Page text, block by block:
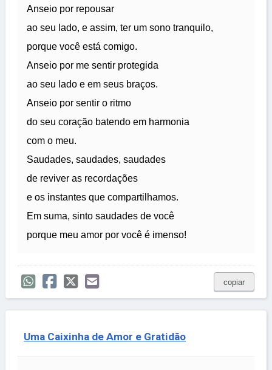
Anseio por repousar
ao seu lado, e assim, ter um sono tranquilo,
porque você está comigo.
Anseio por me sentir protegida
ao seu lado e em seus braços.
Anseio por sentir o ritmo
do seu coração batendo em harmonia
com o meu.
Saudades, saudades, saudades
de reviver as recordações
e os instantes que compartilhamos.
Em suma, sinto saudades de você
porque meu amor por você é imenso!
copiar
Uma Caixinha de Amor e Gratidão